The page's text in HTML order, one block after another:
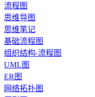
流程图
思维导图
思维笔记
基础流程图
组织结构-流程图
UML图
ER图
网络拓扑图